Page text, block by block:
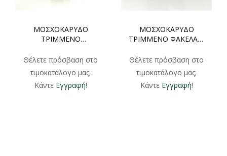
ΜΟΣΧΟΚΑΡΥΔΟ
ΤΡΙΜMΕΝΟ
30gr
Θέλετε πρόσβαση στο
τιμοκατάλογο μας;
Κάντε Εγγραφή!
ΜΟΣΧΟΚΑΡΥΔΟ
ΤΡΙΜMΕΝΟ ΦΑΚΕΛΑΚΙ
Θέλετε πρόσβαση στο
τιμοκατάλογο μας;
Κάντε Εγγραφή!